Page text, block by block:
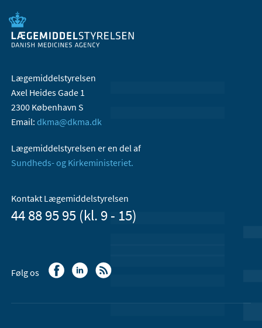
Lægemiddelstyrelsen
Axel Heides Gade 1
2300 København S
Email: dkma@dkma.dk
Lægemiddelstyrelsen er en del af
Sundheds- og Kirkeministeriet.
Kontakt Lægemiddelstyrelsen
44 88 95 95 (kl. 9 - 15)
Følg os